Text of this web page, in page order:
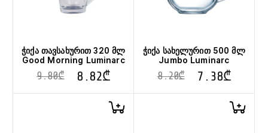
ჭიქა თავსახურით 320 მლ
Good Morning Luminarc
9.80₾ 8.82₾
ჭიქა სახელურით 500 მლ
Jumbo Luminarc
8.20₾ 7.38₾